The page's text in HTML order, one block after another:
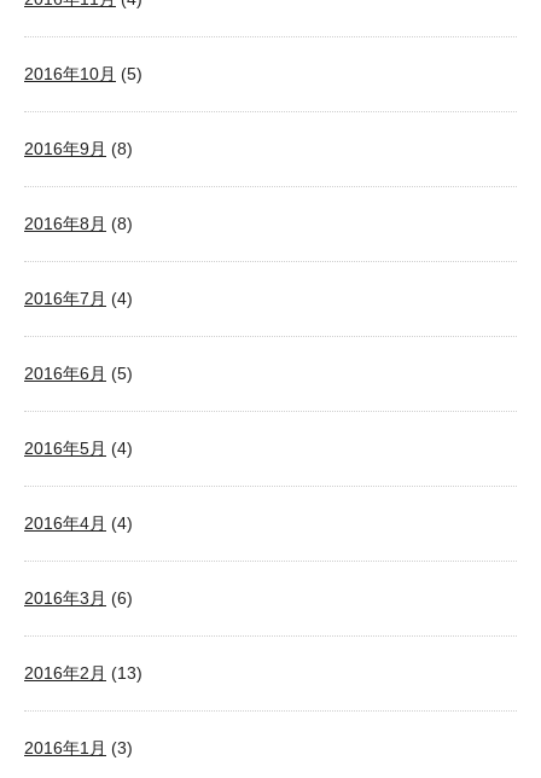
2016年10月 (5)
2016年9月 (8)
2016年8月 (8)
2016年7月 (4)
2016年6月 (5)
2016年5月 (4)
2016年4月 (4)
2016年3月 (6)
2016年2月 (13)
2016年1月 (3)